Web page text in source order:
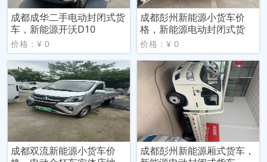
成都成华二手电动封闭式货
车，新能源开沃D10
价格：¥ 0
成都彭州新能源小货车价
格，新能源电动封闭式货
价格：¥ 0
成都双流新能源小货车价
成都彭州新能源厢式货车，